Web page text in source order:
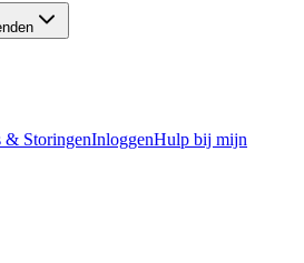
& StoringenInloggenHulp bij mijn